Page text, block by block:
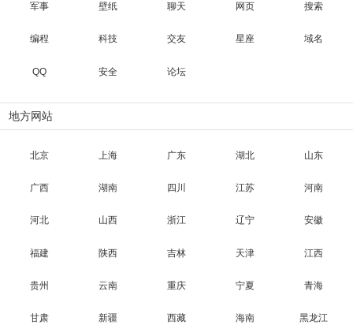
军事 壁纸 聊天 网页 搜索
编程 科技 交友 星座 域名
QQ 安全 论坛
地方网站
北京 上海 广东 湖北 山东
广西 湖南 四川 江苏 河南
河北 山西 浙江 辽宁 安徽
福建 陕西 吉林 天津 江西
贵州 云南 重庆 宁夏 青海
甘肃 新疆 西藏 海南 黑龙江